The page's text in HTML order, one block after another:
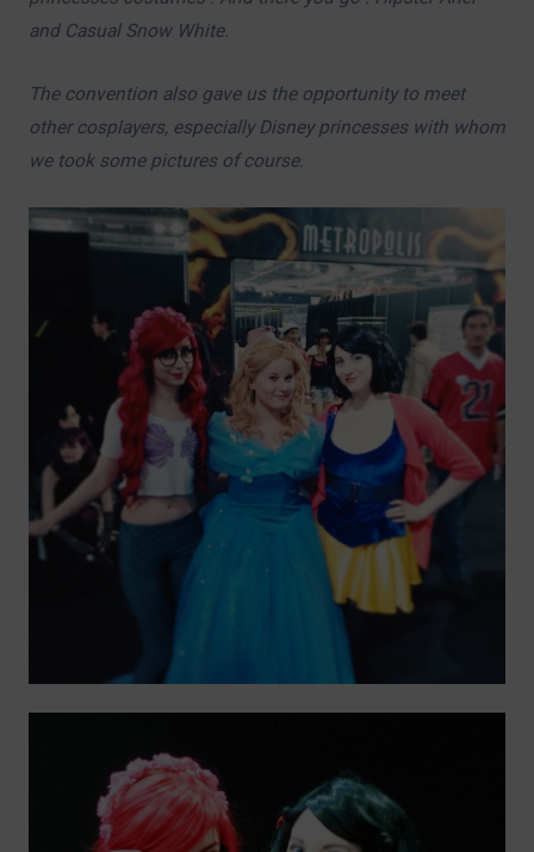
and Casual Snow White.
The convention also gave us the opportunity to meet
other cosplayers, especially Disney princesses with whom
we took some pictures of course.